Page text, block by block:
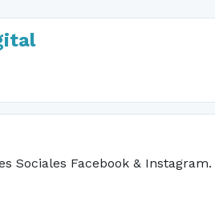
Sociales Facebook &